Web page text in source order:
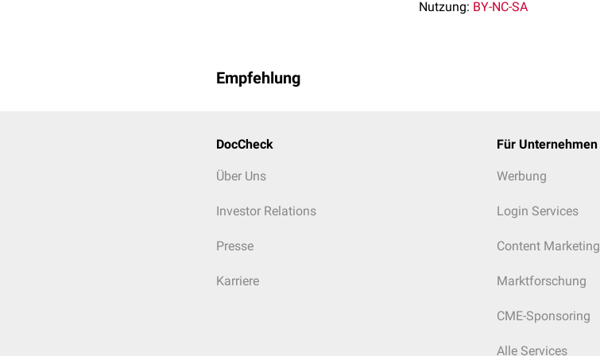
Nutzung: BY-NC-SA
Empfehlung
DocCheck
Über Uns
Investor Relations
Presse
Karriere
Für Unternehmen
Werbung
Login Services
Content Marketing
Marktforschung
CME-Sponsoring
Alle Services